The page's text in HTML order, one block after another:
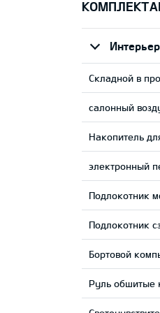
Интерьер
Складной в
салонный
Накопитель
электронный
Подлокотник
Подлокотник
Бортовой
Руль обшитые